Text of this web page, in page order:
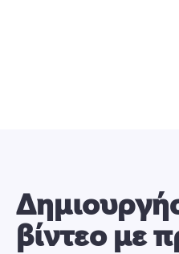
βίντεο με